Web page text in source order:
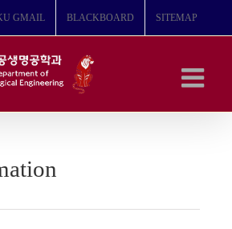
GMAIL BLACKBOARD SITEMAP